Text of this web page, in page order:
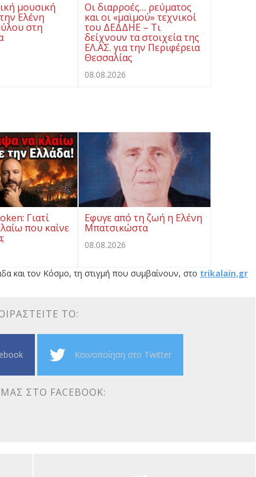
μουσική
Ελένη
στη
Οι διαρροές… ρεύματος
και οι «μαϊμού» τεχνικοί
του ΔΕΔΔΗΕ – Τι
δείχνουν τα στοιχεία της
ΕΛ.ΑΣ. για την Περιφέρεια
Θεσσαλίας
08.08.2026
Γιατί
που καίνε
Eφυγε από τη ζωή η Ελένη
Μπατσικώστα
08.08.2026
και τον Κόσμο, τη στιγμή που συμβαίνουν, στο trikalain.gr
ΤΟ:
Κοινοποίηση στο Twitter
ΣΤΟ FACEBOOK: